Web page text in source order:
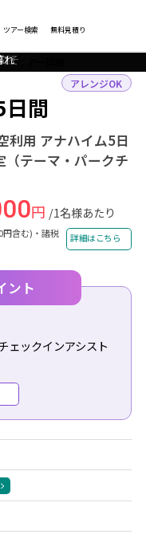
無料見積り
ツアー検索
ツアー詳細
日間
利用 アナハイム5日
（テーマ・パークチ
アレンジOK
円 /1名様あたり
含む)・諸税
詳細はこちら
ジ
空そ
れジ
フォトギャラリー
ント
ックインアシスト
クインアシスト
パークチケットをご
ご利用いただけるギ